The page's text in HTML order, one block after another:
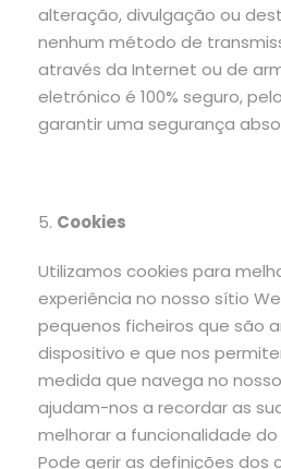
alteração, divulgação ou
nenhum método de
através da Internet ou de
eletrónico é 100% seguro,
garantir uma segurança
5. Cookies
Utilizamos cookies para
experiência no nosso sítio
pequenos ficheiros que são
dispositivo e que nos
medida que navega no
ajudam-nos a recordar as
melhorar a funcionalidade
Pode gerir as definições dos